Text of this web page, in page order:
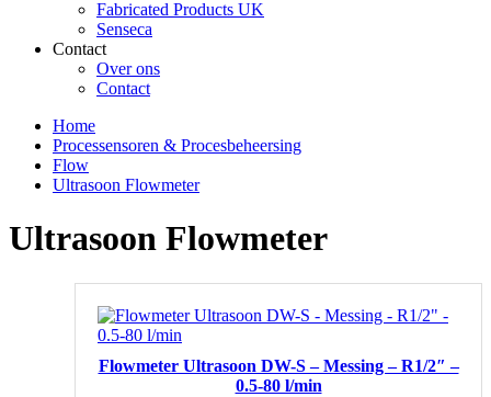
Fabricated Products UK
Senseca
Contact
Over ons
Contact
Home
Processensoren & Procesbeheersing
Flow
Ultrasoon Flowmeter
Ultrasoon Flowmeter
Flowmeter Ultrasoon DW-S – Messing – R1/2″ –
0.5-80 l/min